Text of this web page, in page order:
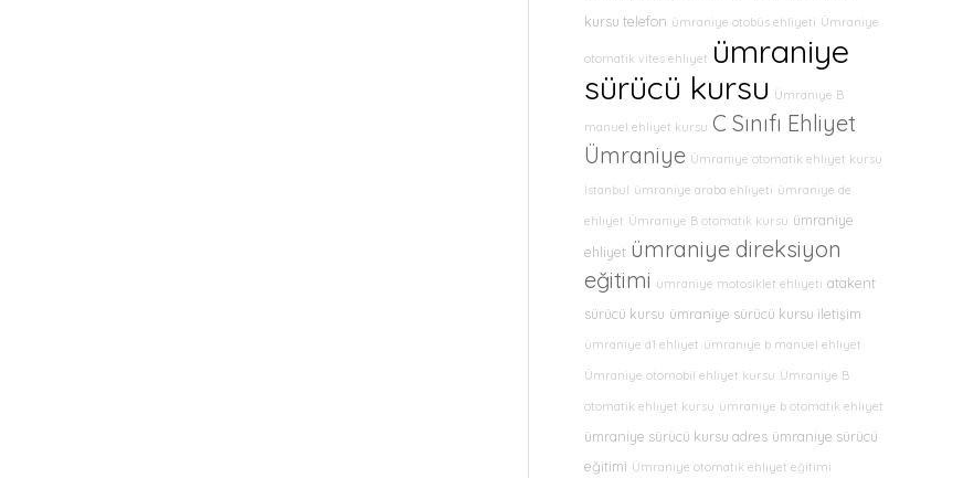
kursu telefon ümraniye otobüs ehliyeti Ümraniye
otomatik vites ehliyet ümraniye
sürücü kursu Ümraniye B
manuel ehliyet kursu C Sınıfı Ehliyet
Ümraniye Ümraniye otomatik ehliyet kursu
İstanbul ümraniye araba ehliyeti ümraniye de
ehliyet Ümraniye B otomatik kursu ümraniye
ehliyet ümraniye direksiyon
eğitimi ümraniye motosiklet ehliyeti atakent
sürücü kursu ümraniye sürücü kursu iletişim
ümraniye d1 ehliyet ümraniye b manuel ehliyet
Ümraniye otomobil ehliyet kursu Ümraniye B
otomatik ehliyet kursu ümraniye b otomatik ehliyet
ümraniye sürücü kursu adres ümraniye sürücü
eğitimi Ümraniye otomatik ehliyet eğitimi